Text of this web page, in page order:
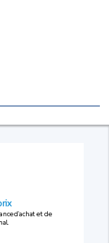
d’achat et de